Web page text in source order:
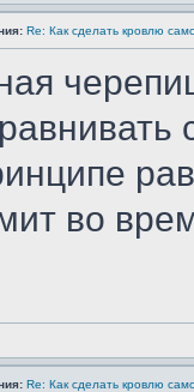
Re: Как сделать кровлю
во
Re: Как сделать кровлю